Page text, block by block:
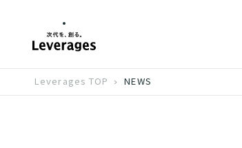
Leverages TOP NEWS